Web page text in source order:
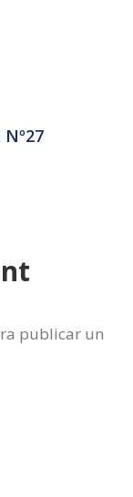
publicar un